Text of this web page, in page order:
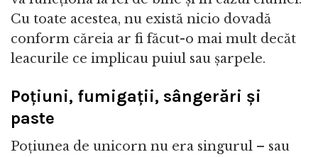
Cu toate acestea, nu există nicio dovadă
conform căreia ar fi făcut-o mai mult decăt
leacurile ce implicau puiul sau șarpele.
Poțiuni, fumigații, sângerări și
paste
Poțiunea de unicorn nu era singurul – sau